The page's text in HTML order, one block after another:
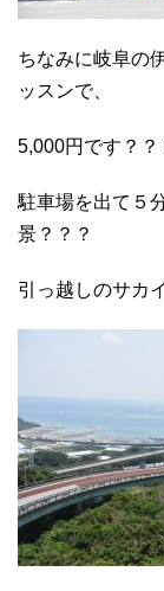
ちなみに岐阜の
ッスンで、
5,000円です？？
駐車場を出て５
景？？？
引っ越しのサカ